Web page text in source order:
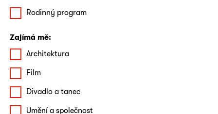
Rodinný program
Zajímá mě:
Architektura
Film
Divadlo a tanec
Umění a společnost